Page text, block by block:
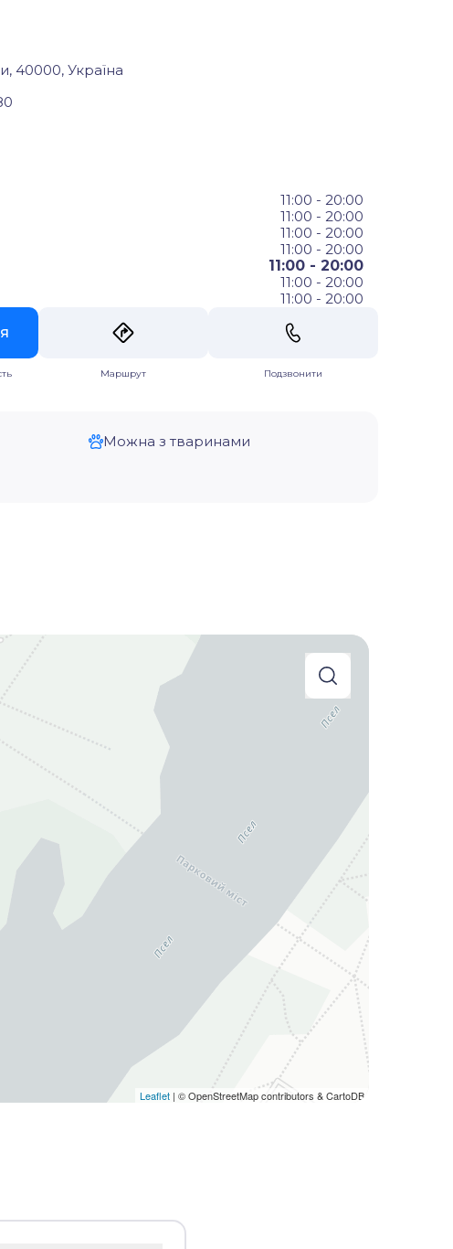
40000, Україна
11:00 - 20:00
11:00 - 20:00
11:00 - 20:00
11:00 - 20:00
11:00 - 20:00
11:00 - 20:00
11:00 - 20:00
Маршрут Подзвонити
Можна з тваринами
Leaflet | © OpenStreetMap contributors & CartoDB
search